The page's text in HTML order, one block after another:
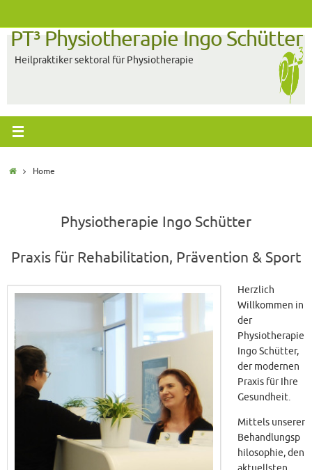
springen
PT³ Physiotherapie Ingo Schütter
Heilpraktiker sektoral für Physiotherapie
StartHome
Physiotherapie Ingo Schütter
Praxis für Rehabilitation, Prävention & Sport
Herzlich
Willkommen in
der
Physiotherapie
Ingo Schütter,
der modernen
Praxis für Ihre
Gesundheit.
Mittels unserer
Behandlungsp
hilosophie, den